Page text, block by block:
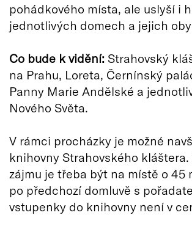
pohádkového místa, ale uslyší i
jednotlivých domech a jejich
Co bude k vidění: Strahovský
na Prahu, Loreta, Černínský
Panny Marie Andělské a
Nového Světa.
V rámci procházky je možné
knihovny Strahovského kláštera.
zájmu je třeba být na místě o 45
po předchozí domluvě s
vstupenky do knihovny není v